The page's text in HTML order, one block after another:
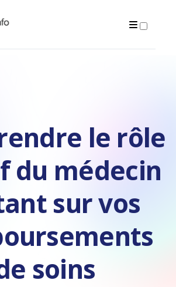
le rôle
du médecin
sur vos
soins